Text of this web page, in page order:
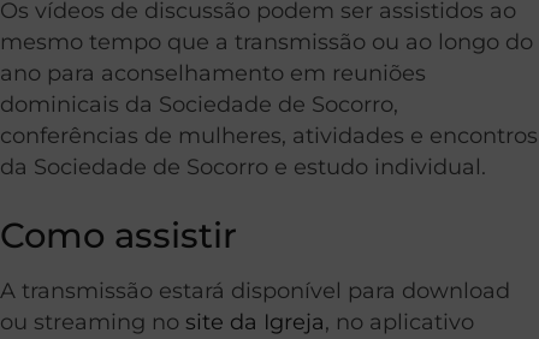
Os vídeos de discussão podem ser assistidos ao
mesmo tempo que a transmissão ou ao longo do
ano para aconselhamento em reuniões
dominicais da Sociedade de Socorro,
conferências de mulheres, atividades e encontros
da Sociedade de Socorro e estudo individual.
Como assistir
A transmissão estará disponível para download
ou streaming no site da Igreja, no aplicativo